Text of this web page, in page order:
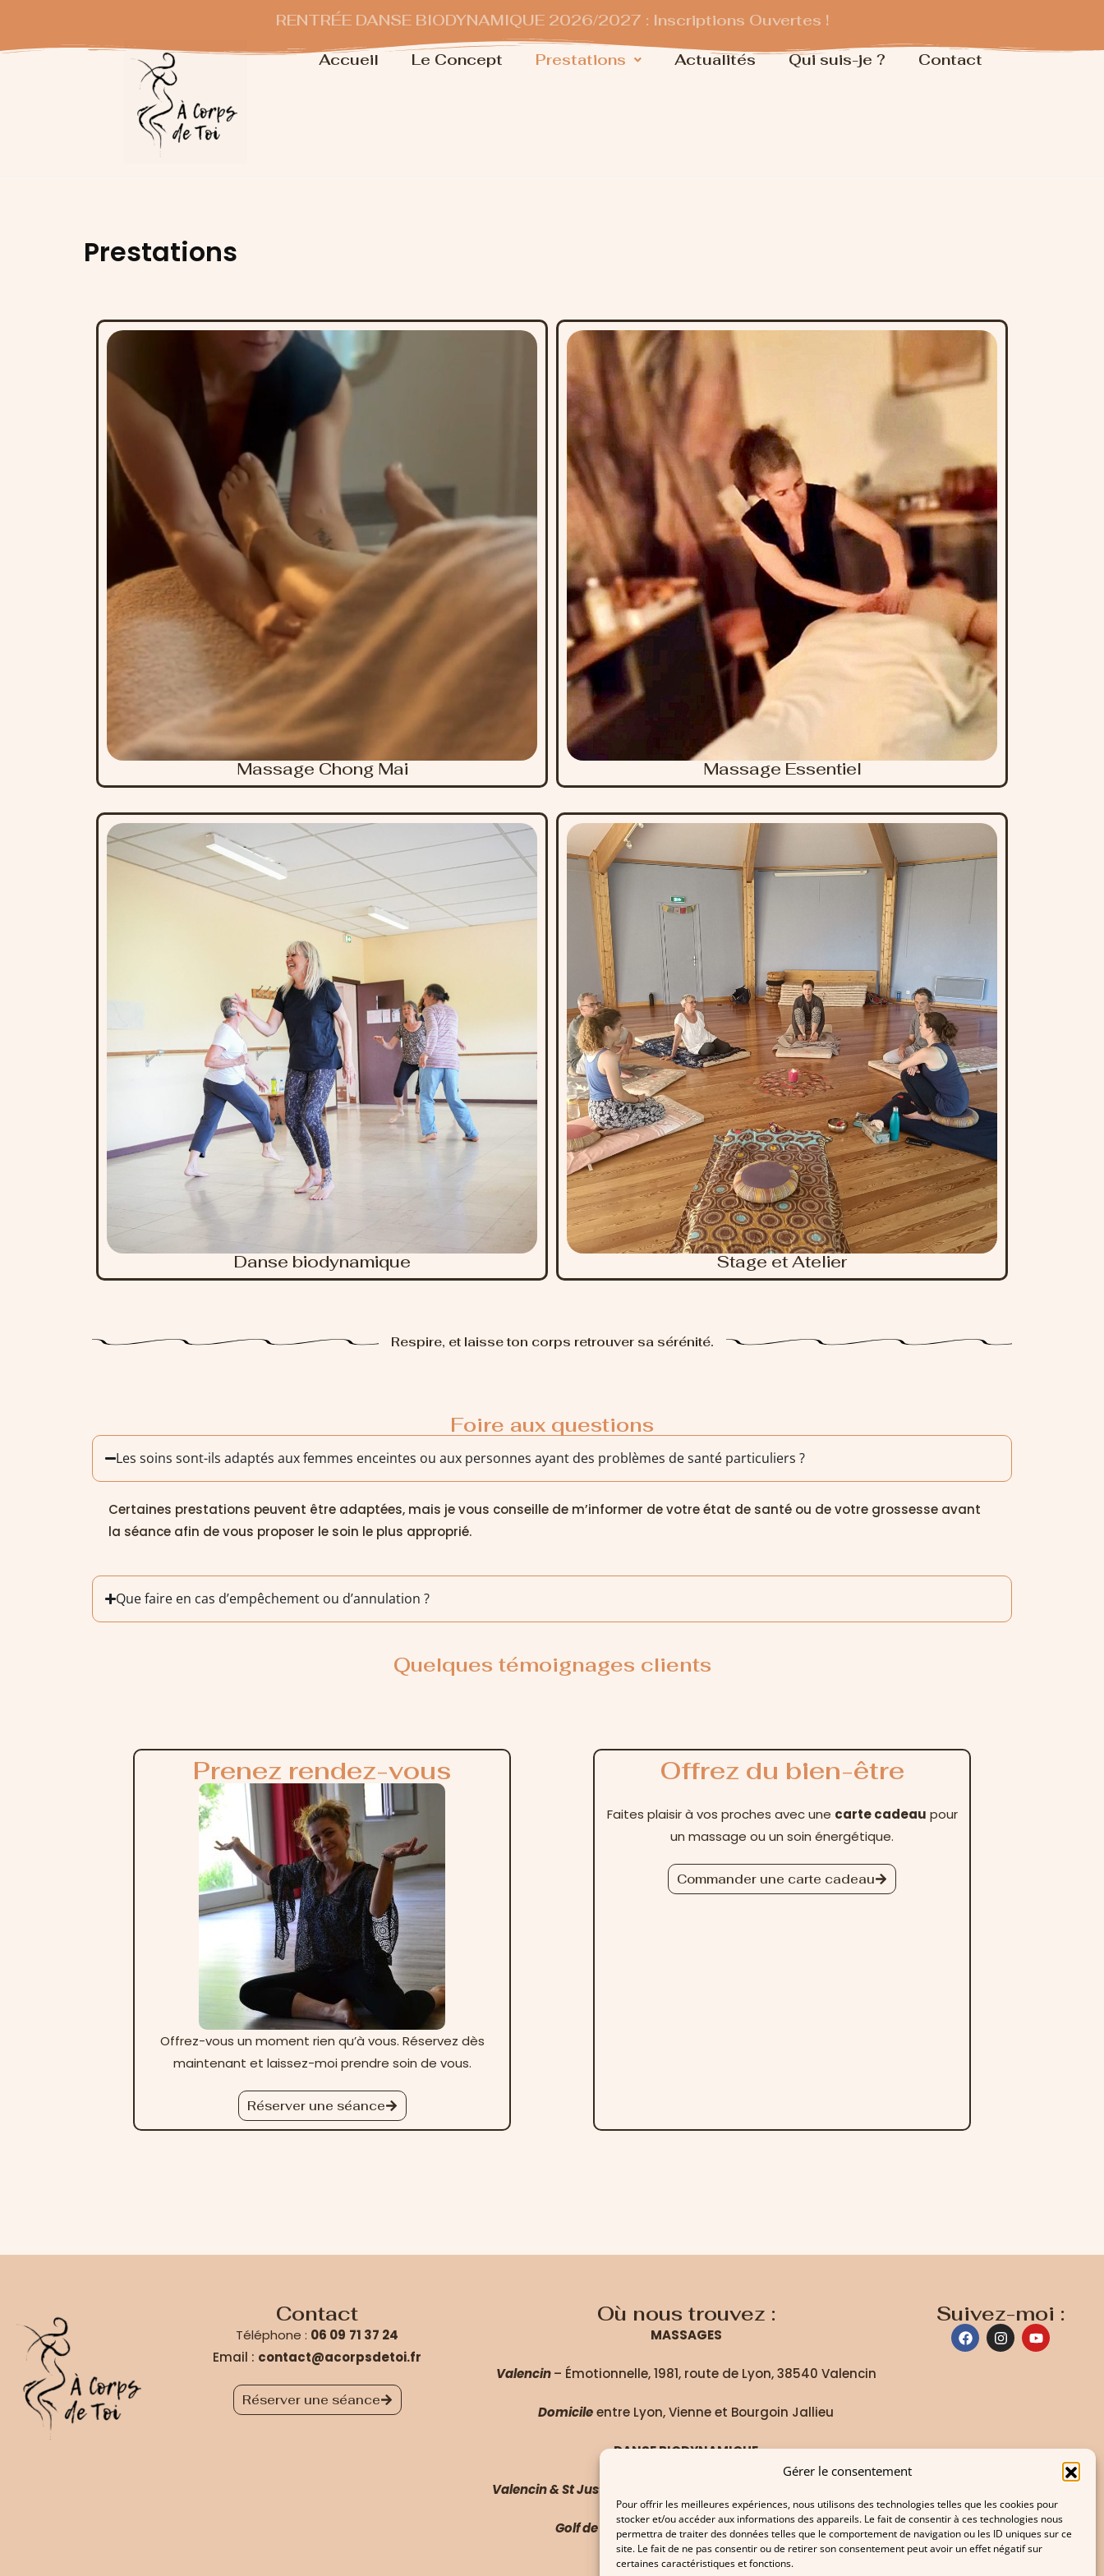
Gérer le consentement
Pour offrir les meilleures expériences, nous utilisons des technologies telles que les cookies pour
stocker et/ou accéder aux informations des appareils. Le fait de consentir à ces technologies nous
permettra de traiter des données telles que le comportement de navigation ou les ID uniques sur ce
site. Le fait de ne pas consentir ou de retirer son consentement peut avoir un effet négatif sur
certaines caractéristiques et fonctions.
RENTRÉE DANSE BIODYNAMIQUE 2026/2027 : Inscriptions Ouvertes !
Accueil Le Concept Prestations Actualités Qui suis-je ? Contact
Prestations
Massage Chong Mai Massage Essentiel
Danse biodynamique Stage et Atelier
Respire, et laisse ton corps retrouver sa sérénité.
Foire aux questions
Les soins sont-ils adaptés aux femmes enceintes ou aux personnes ayant des problèmes de santé particuliers ?
Certaines prestations peuvent être adaptées, mais je vous conseille de m’informer de votre état de santé ou de votre grossesse avant
la séance afin de vous proposer le soin le plus approprié.
Que faire en cas d’empêchement ou d’annulation ?
Quelques témoignages clients
Prenez rendez-vous
Offrez-vous un moment rien qu’à vous. Réservez dès
maintenant et laissez-moi prendre soin de vous.
Réserver une séance
Offrez du bien-être
Faites plaisir à vos proches avec une carte cadeau pour
un massage ou un soin énergétique.
Commander une carte cadeau
Contact
Téléphone : 06 09 71 37 24
Email : contact@acorpsdetoi.fr
Réserver une séance
Où nous trouvez :
MASSAGES
Valencin– Émotionnelle, 1981, route de Lyon, 38540 Valencin
Domicileentre Lyon, Vienne et Bourgoin Jallieu
DANSE BIODYNAMIQUE
Valencin & St Just Chaleyssin
Golf de l’Isle d’Abeau– salle de séminaire
Suivez-moi :